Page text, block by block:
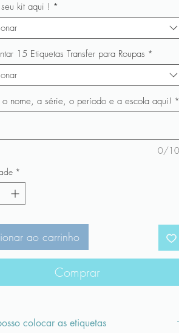
kit aqui ! *
15 Etiquetas Transfer para Roupas *
o nome, a série, o período e a escola aqui! *
0/
*
ao carrinho
Comprar
colocar as etiquetas